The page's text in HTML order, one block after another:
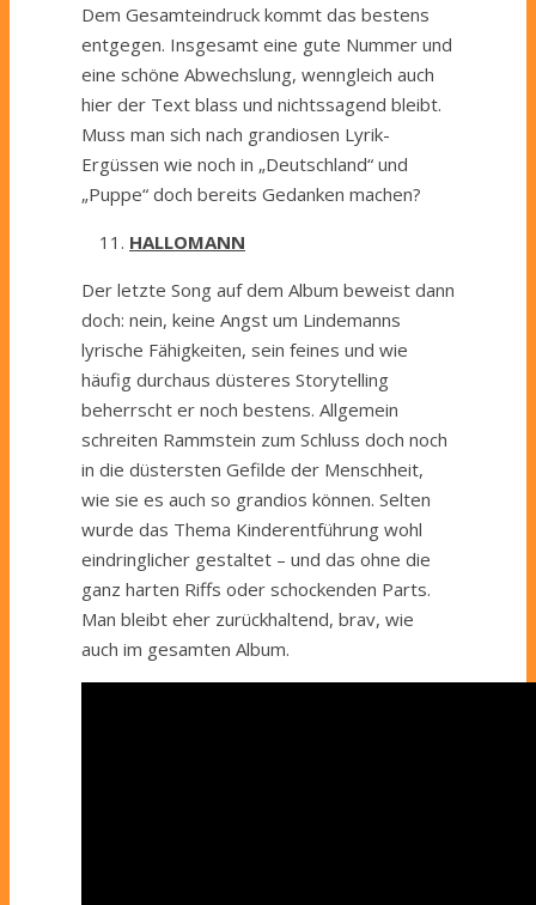
Dem Gesamteindruck kommt das bestens
entgegen. Insgesamt eine gute Nummer und
eine schöne Abwechslung, wenngleich auch
hier der Text blass und nichtssagend bleibt.
Muss man sich nach grandiosen Lyrik-
Ergüssen wie noch in „Deutschland“ und
„Puppe“ doch bereits Gedanken machen?
HALLOMANN
Der letzte Song auf dem Album beweist dann
doch: nein, keine Angst um Lindemanns
lyrische Fähigkeiten, sein feines und wie
häufig durchaus düsteres Storytelling
beherrscht er noch bestens. Allgemein
schreiten Rammstein zum Schluss doch noch
in die düstersten Gefilde der Menschheit,
wie sie es auch so grandios können. Selten
wurde das Thema Kinderentführung wohl
eindringlicher gestaltet – und das ohne die
ganz harten Riffs oder schockenden Parts.
Man bleibt eher zurückhaltend, brav, wie
auch im gesamten Album.